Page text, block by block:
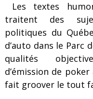
Les textes
traitent des
politiques du
d’auto dans le Parc
qualités
d’émission de
fait groover le tout